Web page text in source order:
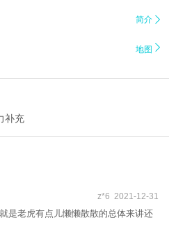
简介 
地图 
补充
z*6 2021-12-31
是老虎有点儿懒懒散散的总体来讲还